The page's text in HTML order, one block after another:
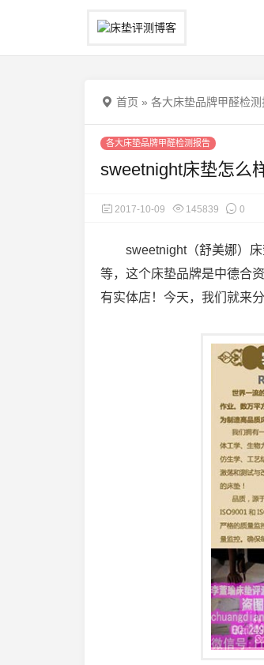
首页 » 各大床垫品牌甲醛检测
各大床垫品牌甲醛检测报告
sweetnight床垫怎么
2017-10-09 145839 0
sweetnight（舒美娜）
等，这个床垫品牌是中德合
有实体店！今天，我们就来